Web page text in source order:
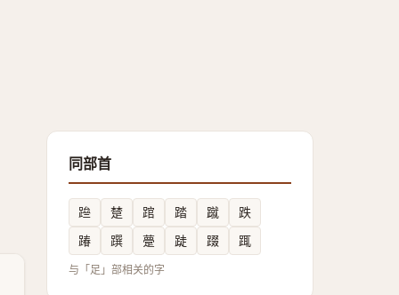
同部首
䠁 䠂 䠉 踏 蹴
跌
踳
䠣 䠢 跿 䟾 踂
与「足」部相关的字